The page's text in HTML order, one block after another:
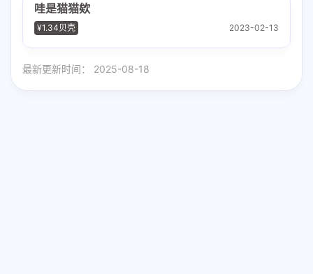
哇是猫猫欸
¥1.34贝壳 2023-02-13
最新更新时间： 2025-08-18